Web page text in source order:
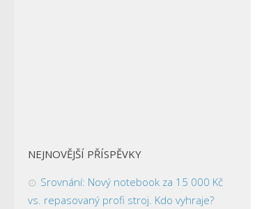
NEJNOVĚJŠÍ PŘÍSPĚVKY
Srovnání: Nový notebook za 15 000 Kč
vs. repasovaný profi stroj. Kdo vyhraje?